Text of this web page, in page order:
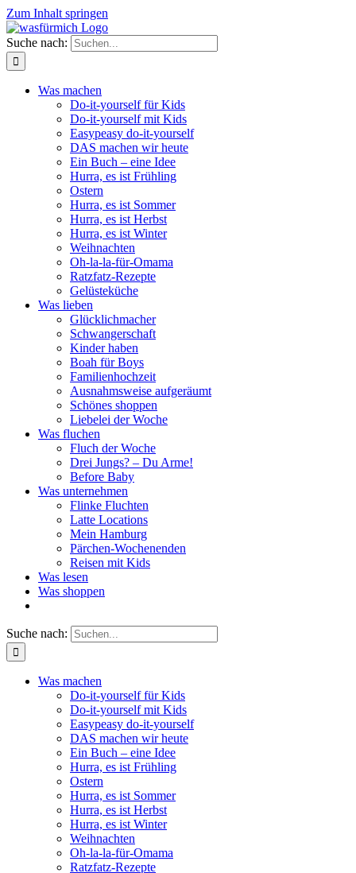
Zum Inhalt springen
Suche nach:
Was machen
Do-it-yourself für Kids
Do-it-yourself mit Kids
Easypeasy do-it-yourself
DAS machen wir heute
Ein Buch – eine Idee
Hurra, es ist Frühling
Ostern
Hurra, es ist Sommer
Hurra, es ist Herbst
Hurra, es ist Winter
Weihnachten
Oh-la-la-für-Omama
Ratzfatz-Rezepte
Gelüsteküche
Was lieben
Glücklichmacher
Schwangerschaft
Kinder haben
Boah für Boys
Familienhochzeit
Ausnahmsweise aufgeräumt
Schönes shoppen
Liebelei der Woche
Was fluchen
Fluch der Woche
Drei Jungs? – Du Arme!
Before Baby
Was unternehmen
Flinke Fluchten
Latte Locations
Mein Hamburg
Pärchen-Wochenenden
Reisen mit Kids
Was lesen
Was shoppen
Suche nach:
Was machen
Do-it-yourself für Kids
Do-it-yourself mit Kids
Easypeasy do-it-yourself
DAS machen wir heute
Ein Buch – eine Idee
Hurra, es ist Frühling
Ostern
Hurra, es ist Sommer
Hurra, es ist Herbst
Hurra, es ist Winter
Weihnachten
Oh-la-la-für-Omama
Ratzfatz-Rezepte